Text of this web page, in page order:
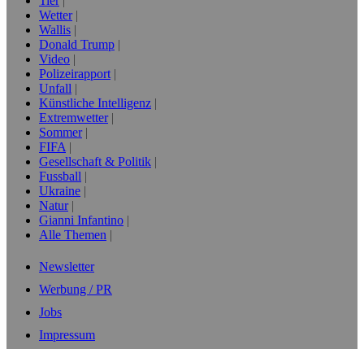
Wetter
Wallis
Donald Trump
Video
Polizeirapport
Unfall
Künstliche Intelligenz
Extremwetter
Sommer
FIFA
Gesellschaft & Politik
Fussball
Ukraine
Natur
Gianni Infantino
Alle Themen
Newsletter
Werbung / PR
Jobs
Impressum